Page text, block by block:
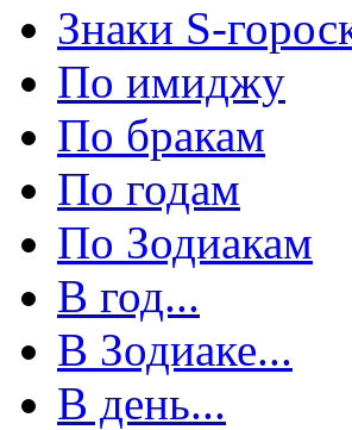
Знаки S-
По имиджу
По бракам
По годам
По Зодиакам
В год...
В Зодиаке...
В день...